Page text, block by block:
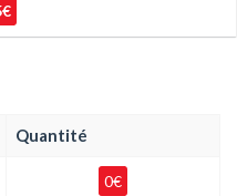
Quantité
0€